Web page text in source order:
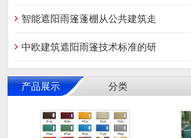
智能遮阳雨篷蓬棚从公共建筑走
中欧建筑遮阳雨篷技术标准的研
产品展示 分类